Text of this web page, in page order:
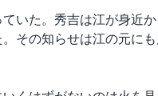
いた。秀吉は江が身近
その知らせは江の元にも